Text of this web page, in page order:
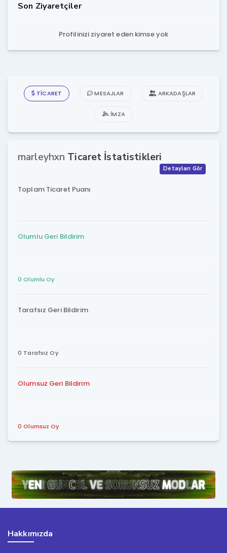
Son Ziyaretçiler
Profilinizi ziyaret eden kimse yok
TICARET MESAJLAR ARKADAŞLAR
İMZA
marleyhxn Ticaret İstatistikleri
Detayları Gör
Toplam Ticaret Puanı
Olumlu Geri Bildirim
0 Olumlu Oy
Tarafsız Geri Bildirim
0 Tarafsız Oy
Olumsuz Geri Bildirim
0 Olumsuz Oy
Hakkımızda